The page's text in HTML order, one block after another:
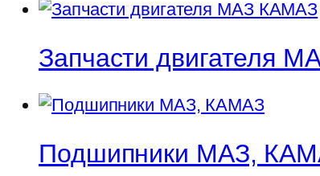
Запчасти двигателя
Подшипники МАЗ,